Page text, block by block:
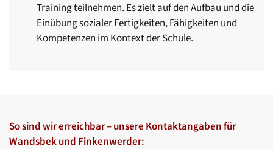
Training teilnehmen. Es zielt auf den Aufbau und die
Einübung sozialer Fertigkeiten, Fähigkeiten und
Kompetenzen im Kontext der Schule.
So sind wir erreichbar – unsere Kontaktangaben für
Wandsbek und Finkenwerder: